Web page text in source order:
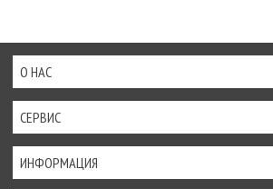
О НАС
СЕРВИС
ИНФОРМАЦИЯ